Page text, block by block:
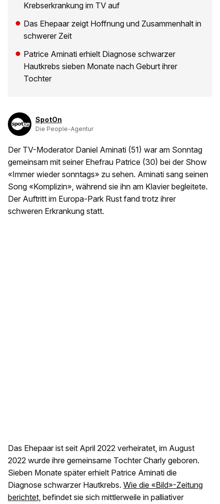
Krebserkrankung im TV auf
Das Ehepaar zeigt Hoffnung und Zusammenhalt in
schwerer Zeit
Patrice Aminati erhielt Diagnose schwarzer
Hautkrebs sieben Monate nach Geburt ihrer
Tochter
SpotOn
Die People-Agentur
Der TV-Moderator Daniel Aminati (51) war am Sonntag
gemeinsam mit seiner Ehefrau Patrice (30) bei der Show
«Immer wieder sonntags» zu sehen. Aminati sang seinen
Song «Komplizin», während sie ihn am Klavier begleitete.
Der Auftritt im Europa-Park Rust fand trotz ihrer
schweren Erkrankung statt.
Das Ehepaar ist seit April 2022 verheiratet, im August
2022 wurde ihre gemeinsame Tochter Charly geboren.
Sieben Monate später erhielt Patrice Aminati die
Diagnose schwarzer Hautkrebs. Wie die «Bild»-Zeitung
berichtet, befindet sie sich mittlerweile in palliativer